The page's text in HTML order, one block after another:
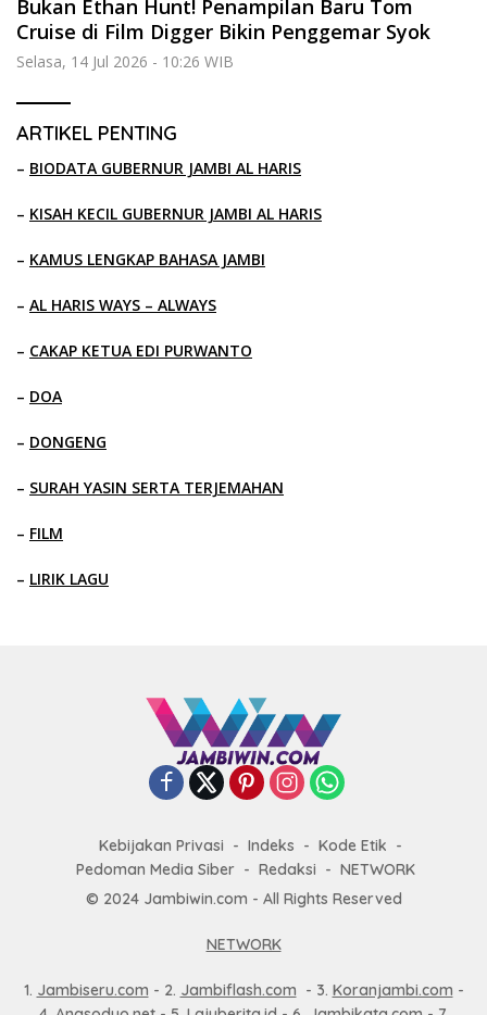
Bukan Ethan Hunt! Penampilan Baru Tom
Cruise di Film Digger Bikin Penggemar Syok
Selasa, 14 Jul 2026 - 10:26 WIB
ARTIKEL PENTING
– BIODATA GUBERNUR JAMBI AL HARIS
– KISAH KECIL GUBERNUR JAMBI AL HARIS
– KAMUS LENGKAP BAHASA JAMBI
– AL HARIS WAYS – ALWAYS
– CAKAP KETUA EDI PURWANTO
– DOA
– DONGENG
– SURAH YASIN SERTA TERJEMAHAN
– FILM
– LIRIK LAGU
Kebijakan Privasi Indeks
Kode Etik
Pedoman Media Siber
Redaksi
NETWORK
© 2024 Jambiwin.com - All Rights Reserved
NETWORK
1. Jambiseru.com - 2. Jambiflash.com - 3. Koranjambi.com -